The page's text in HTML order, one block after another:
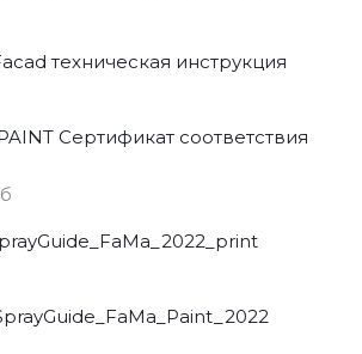
техническая инструкция
Сертификат соответствия